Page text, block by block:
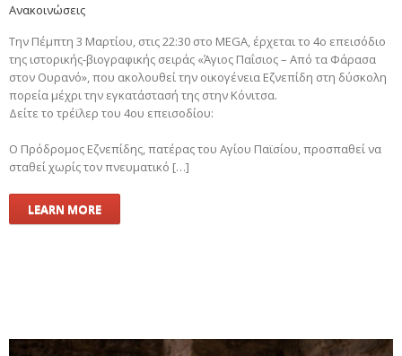
Ανακοινώσεις
Την Πέμπτη 3 Μαρτίου, στις 22:30 στο MEGA, έρχεται το 4ο επεισόδιο
της ιστορικής-βιογραφικής σειράς «Άγιος Παΐσιος – Από τα Φάρασα
στον Ουρανό», που ακολουθεί την οικογένεια Εζνεπίδη στη δύσκολη
πορεία μέχρι την εγκατάστασή της στην Κόνιτσα.
Δείτε το τρέϊλερ του 4ου επεισοδίου:
Ο Πρόδρομος Εζνεπίδης, πατέρας του Αγίου Παϊσίου, προσπαθεί να
σταθεί χωρίς τον πνευματικό […]
LEARN MORE